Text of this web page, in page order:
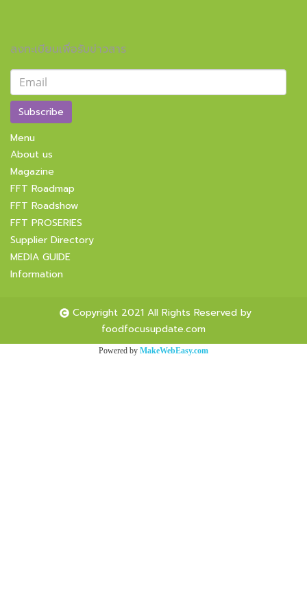
ลงทะเบียนเพื่อรับข่าวสาร
Subscribe
Menu
About us
Magazine
FFT Roadmap
FFT Roadshow
FFT PROSERIES
Supplier Directory
MEDIA GUIDE
Information
Copyright 2021 All Rights Reserved by
foodfocusupdate.com
Powered by MakeWebEasy.com